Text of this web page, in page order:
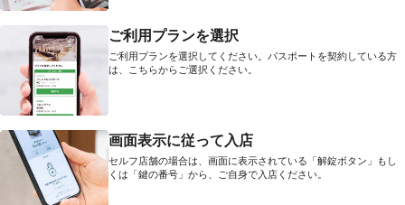
ご利用プランを選択
ご利用プランを選択してください。パスポートを契約している方
は、こちらからご選択ください。
画面表示に従って入店
セルフ店舗の場合は、画面に表示されている「解錠ボタン」もし
くは「鍵の番号」から、ご自身で入店ください。